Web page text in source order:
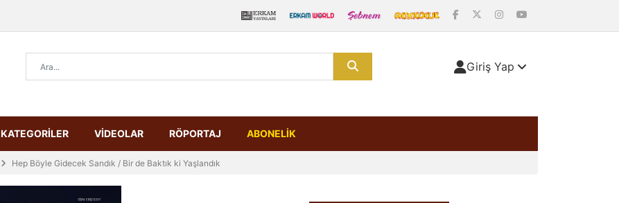
Giriş Yap
KATEGORİLER VİDEOLAR RÖPORTAJ ABONELİK
Hep Böyle Gidecek Sandık / Bir de Baktık ki Yaşlandık